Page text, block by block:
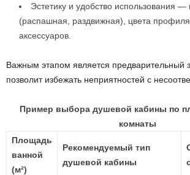
Эстетику и удобство использования
(распашная, раздвижная), цвета
аксессуаров.
Важным этапом является предварительный
позволит избежать неприятностей с
Пример выбора душевой кабины по
комнаты
Площадь
ванной
(м²)
Рекомендуемый тип
душевой кабины